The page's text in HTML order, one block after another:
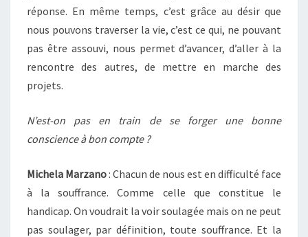
réponse. En même temps, c’est grâce au désir que
nous pouvons traverser la vie, c’est ce qui, ne pouvant
pas être assouvi, nous permet d’avancer, d’aller à la
rencontre des autres, de mettre en marche des
projets.
N’est-on pas en train de se forger une bonne
conscience à bon compte ?
Michela Marzano: Chacun de nous est en difficulté face
à la souffrance. Comme celle que constitue le
handicap. On voudrait la voir soulagée mais on ne peut
pas soulager, par définition, toute souffrance. Et la